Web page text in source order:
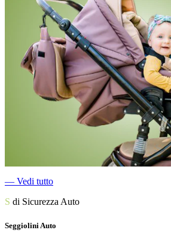
― Vedi tutto
S di Sicurezza Auto
Seggiolini Auto